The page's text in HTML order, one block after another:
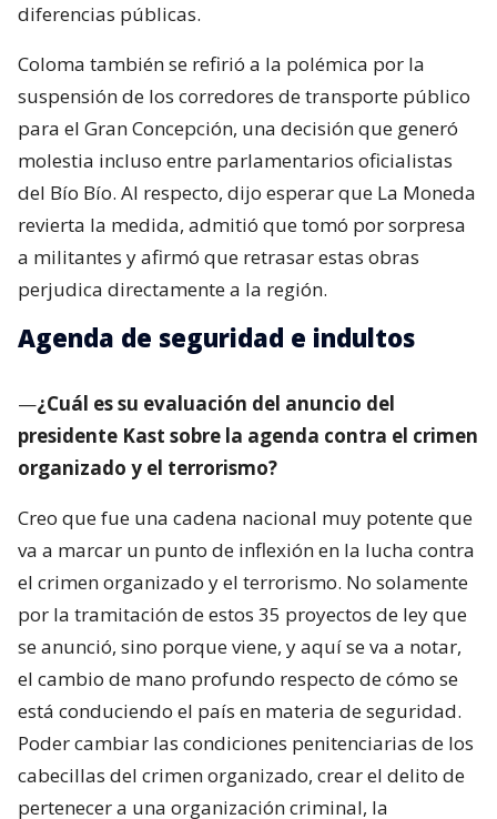
diferencias públicas.
Coloma también se refirió a la polémica por la
suspensión de los corredores de transporte público
para el Gran Concepción, una decisión que generó
molestia incluso entre parlamentarios oficialistas
del Bío Bío. Al respecto, dijo esperar que La Moneda
revierta la medida, admitió que tomó por sorpresa
a militantes y afirmó que retrasar estas obras
perjudica directamente a la región.
Agenda de seguridad e indultos
—¿Cuál es su evaluación del anuncio del
presidente Kast sobre la agenda contra el crimen
organizado y el terrorismo?
Creo que fue una cadena nacional muy potente que
va a marcar un punto de inflexión en la lucha contra
el crimen organizado y el terrorismo. No solamente
por la tramitación de estos 35 proyectos de ley que
se anunció, sino porque viene, y aquí se va a notar,
el cambio de mano profundo respecto de cómo se
está conduciendo el país en materia de seguridad.
Poder cambiar las condiciones penitenciarias de los
cabecillas del crimen organizado, crear el delito de
pertenecer a una organización criminal, la